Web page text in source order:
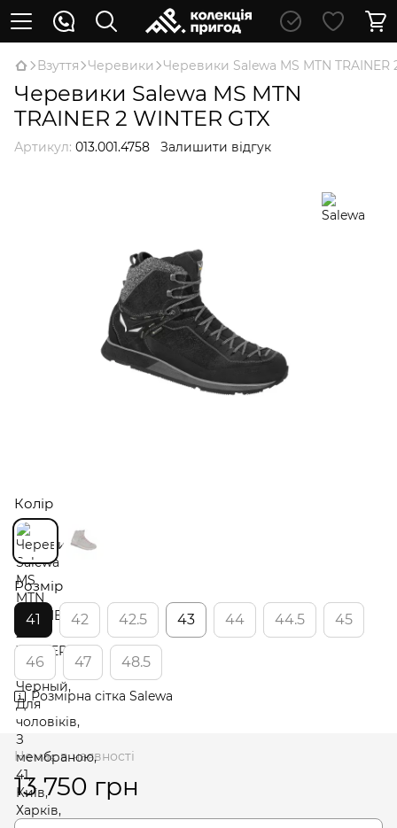
Взуття Черевики Черевики Salewa MS MTN TRAINER
Черевики Salewa MS MTN
TRAINER 2 WINTER GTX
Артикул: 013.001.4758 Залишити відгук
Колір
Розмір
41
42 42.5 43 44 44.5 45
46 47 48.5
Розмірна сітка Salewa
Немає в наявності
13 750 грн